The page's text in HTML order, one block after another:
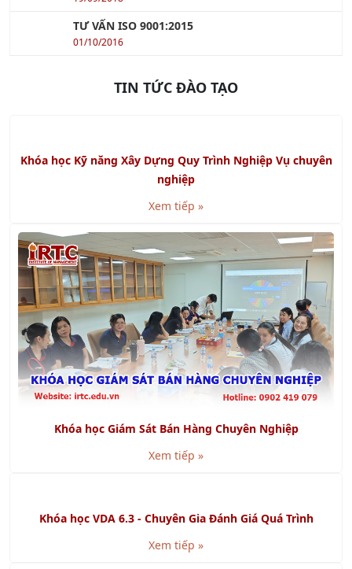
19/09/2018
Khóa học Kỹ năng Xây Dựng Quy Trình Nghiệp Vụ chuyên
nghiệp
Xem tiếp »
Khóa học Giám Sát Bán Hàng Chuyên Nghiệp
Khóa học VDA 6.3 - Chuyên Gia Đánh Giá Quá Trình